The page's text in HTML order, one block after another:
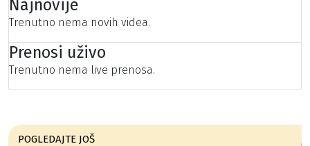
Najnovije
Trenutno nema novih videa.
Prenosi uživo
Trenutno nema live prenosa.
POGLEDAJTE JOŠ